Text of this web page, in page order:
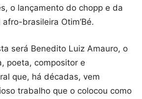
o lançamento do chopp e da
brasileira Otim’Bé.
será Benedito Luiz Amauro, o
poeta, compositor e
que, há décadas, vem
trabalho que o colocou como